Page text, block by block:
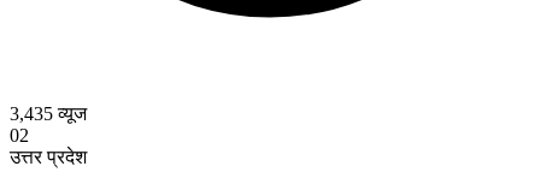
3,435व्यूज
02
उत्तर प्रदेश